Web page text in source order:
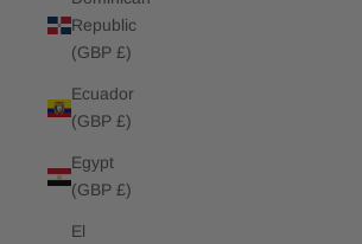
Republic
(GBP £)
Ecuador
(GBP £)
Egypt
(GBP £)
El